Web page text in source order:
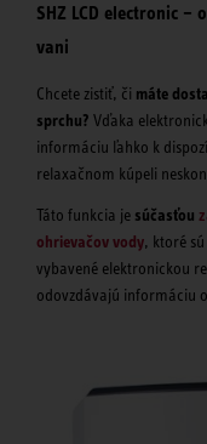
SHZ LCD electronic
vani
Chcete zistiť, či máte
sprchu? Vďaka
informáciu ľahko k
relaxačnom kúpeli
Táto funkcia je súčasťou
ohrievačov vody, ktoré
vybavené elektronickou
odovzdávajú informáciu